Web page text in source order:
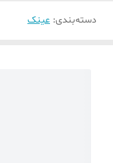
دسته‌بندی: عینک